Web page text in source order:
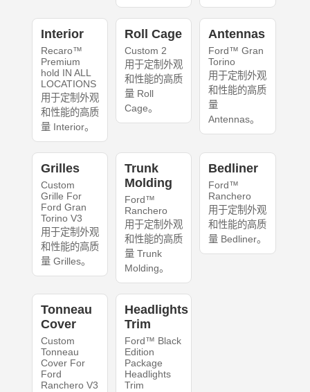
Interior
Recaro™
Premium
hold IN ALL
LOCATIONS
用于定制外观
和性能的高质
量 Interior。
Roll Cage
Custom 2
用于定制外观
和性能的高质
量 Roll
Cage。
Antennas
Ford™ Gran
Torino
用于定制外观
和性能的高质
量
Antennas。
Grilles
Custom
Grille For
Ford Gran
Torino V3
用于定制外观
和性能的高质
量 Grilles。
Trunk
Molding
Ford™
Ranchero
用于定制外观
和性能的高质
量 Trunk
Molding。
Bedliner
Ford™
Ranchero
用于定制外观
和性能的高质
量 Bedliner。
Tonneau
Cover
Custom
Tonneau
Cover For
Ford
Ranchero V3
Headlights
Trim
Ford™ Black
Edition
Package
Headlights
Trim